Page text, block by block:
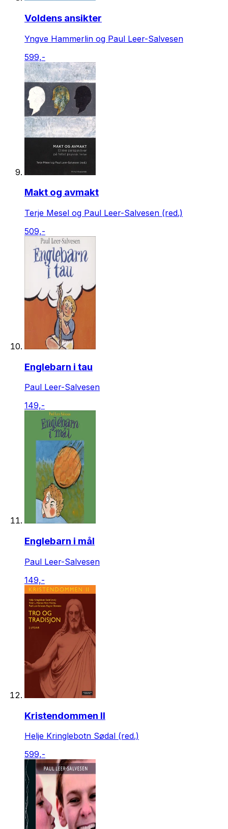
Voldens ansikter
Yngve Hammerlin og Paul Leer-Salvesen
599,-
Makt og avmakt
Terje Mesel og Paul Leer-Salvesen (red.)
509,-
Englebarn i tau
Paul Leer-Salvesen
149,-
Englebarn i mål
Paul Leer-Salvesen
149,-
Kristendommen II
Helje Kringlebotn Sødal (red.)
599,-